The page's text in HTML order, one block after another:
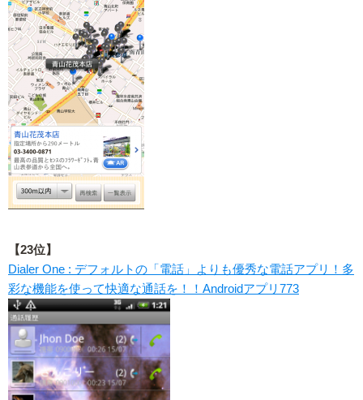
【23位】
Dialer One : デフォルトの「電話」よりも優秀な電話アプリ！多
彩な機能を使って快適な通話を！！Androidアプリ773